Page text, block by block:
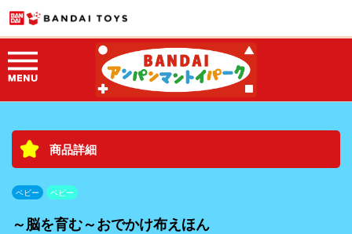
商品詳細
ベビー ベビー
～脳を育む～おでかけ布えほん